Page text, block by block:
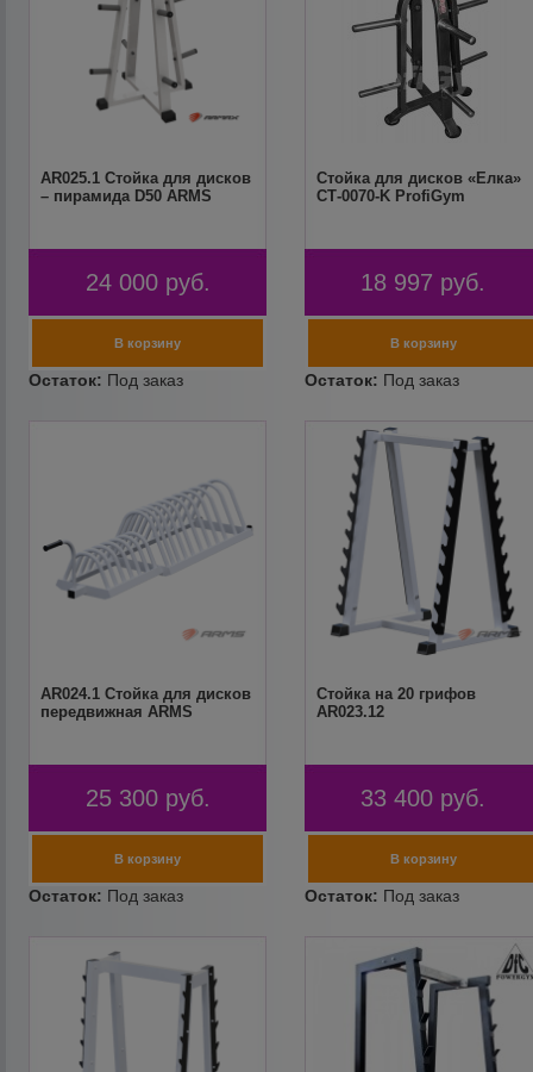
AR025.1 Стойка для дисков
– пирамида D50 ARMS
24 000 руб.
Стойка для дисков «Елка»
СТ-0070-K ProfiGym
18 997 руб.
AR024.1 Стойка для дисков
передвижная ARMS
25 300 руб.
Стойка на 20 грифов
AR023.12
33 400 руб.